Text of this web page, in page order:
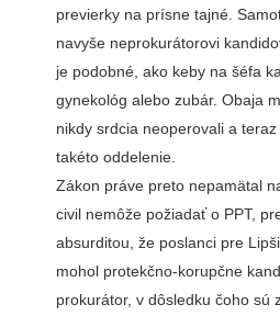
previerky na prísne tajné.
navyše neprokurátorovi
je podobné, ako keby na šéfa
gynekológ alebo zubár. Obaja
nikdy srdcia neoperovali a
takéto oddelenie.
Zákon práve preto nepamätal
civil nemôže požiadať o PPT,
absurditou, že poslanci pre
mohol protekčno-korupčne
prokurátor, v dôsledku čoho sú